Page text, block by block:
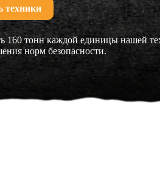
техники
160 тонн каждой единицы нашей
норм безопасности.